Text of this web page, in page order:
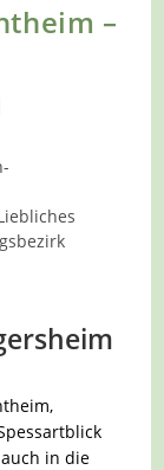
–
in die